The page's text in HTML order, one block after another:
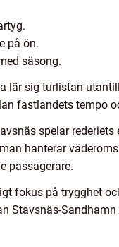
på ön.
säsong.
lär sig turlistan
fastlandets tempo
spelar
hanterar
passagerare.
fokus på trygghet
Stavsnäs-